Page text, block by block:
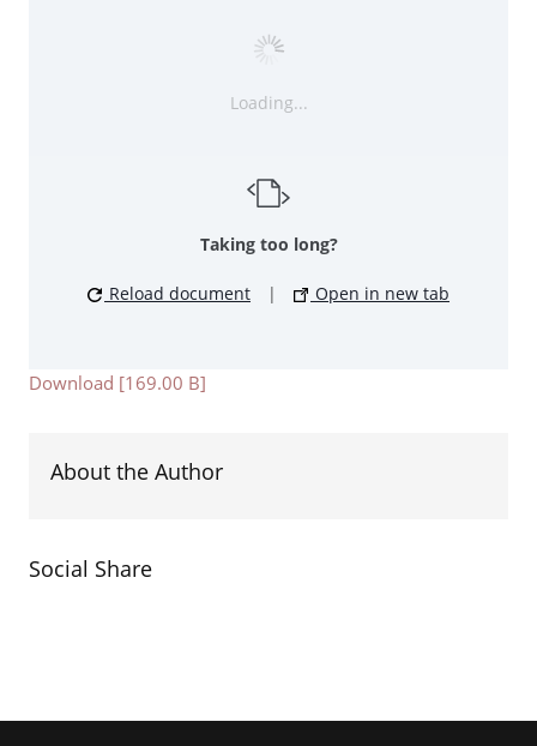
Loading...
Taking too long?
Reload document | Open in new tab
Download [169.00 B]
About the Author
Social Share